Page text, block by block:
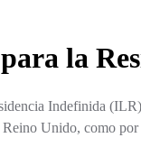
la
Indefinida
Unido, como por